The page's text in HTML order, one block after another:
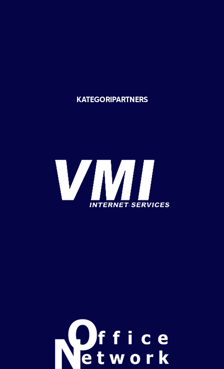
KATEGORIPARTNERS